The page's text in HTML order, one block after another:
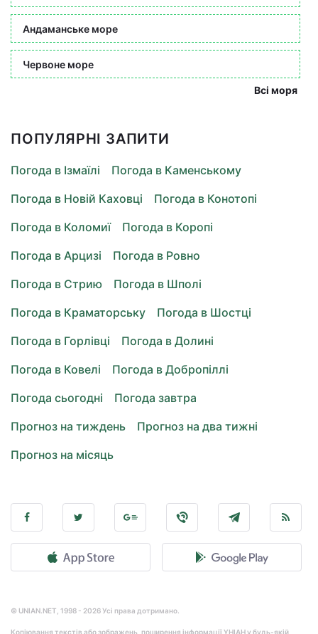
Андаманське море
Червоне море
Всі моря
ПОПУЛЯРНІ ЗАПИТИ
Погода в Ізмаїлі
Погода в Каменському
Погода в Новій Каховці
Погода в Конотопі
Погода в Коломиї
Погода в Коропі
Погода в Арцизі
Погода в Ровно
Погода в Стрию
Погода в Шполі
Погода в Краматорську
Погода в Шостці
Погода в Горлівці
Погода в Долині
Погода в Ковелі
Погода в Добропіллі
Погода сьогодні
Погода завтра
Прогноз на тиждень
Прогноз на два тижні
Прогноз на місяць
© UNIAN.NET, 1998 - 2026 Усі права дотримано.
Копіювання текстів або зображень, поширення інформації УНІАН у будь-якій